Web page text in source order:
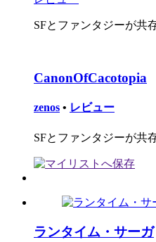
SFとファンタジーが共
CanonOfCacotopia
zenos • レビュー
SFとファンタジーが共
ランタイム・サーガ